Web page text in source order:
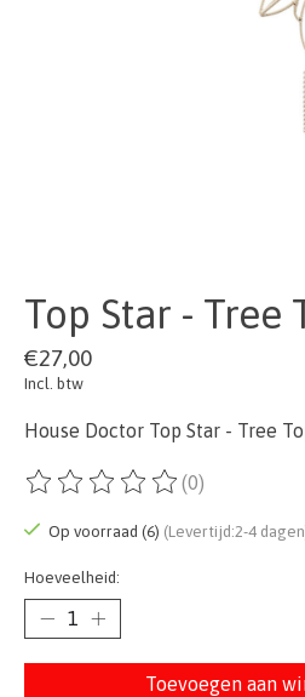
Top Star - Tree
€27,00
Incl. btw
House Doctor Top Star - Tree
De beoordeling van dit product
(0)
Op voorraad (6) (Levertijd:2-4
Hoeveelheid:
Toevoegen aan